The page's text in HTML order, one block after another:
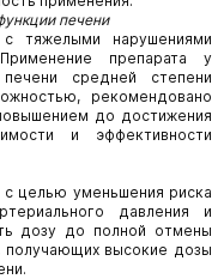
печени
тяжелыми нарушениями
препарата у
средней степени
рекомендовано
до достижения
и эффективности
целью уменьшения риска
давления и
дозу до полной отмены
получающих высокие дозы